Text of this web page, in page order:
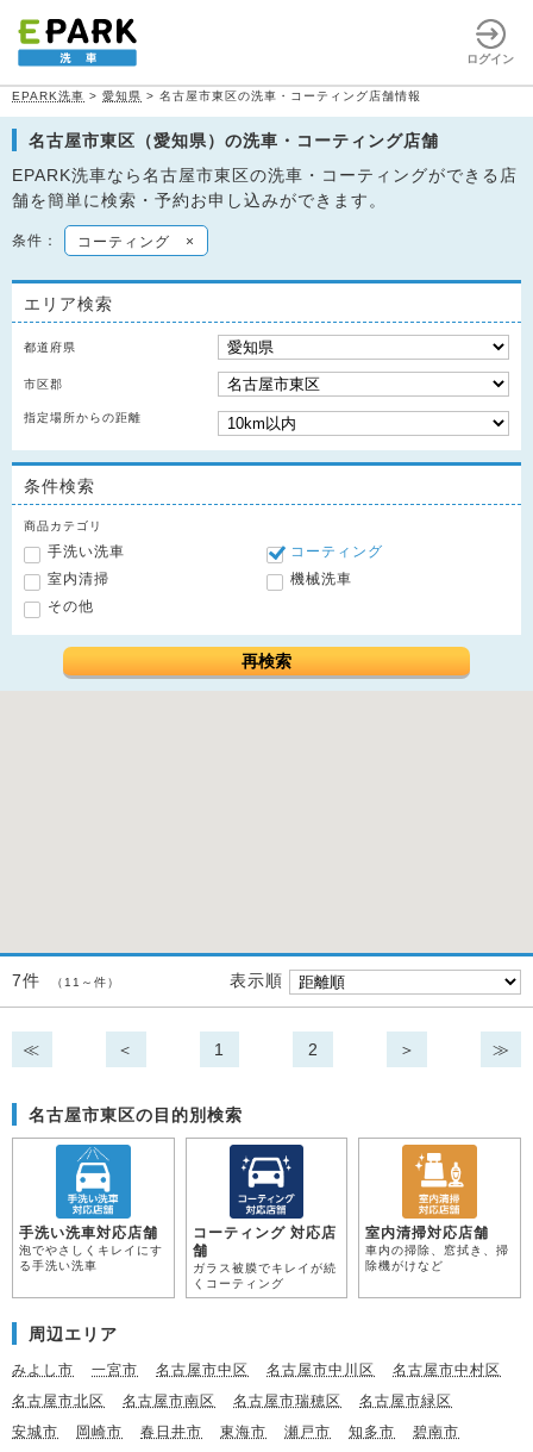
ログイン
EPARK洗車 > 愛知県 > 名古屋市東区の洗車・コーティング店舗情報
名古屋市東区（愛知県）の洗車・コーティング店舗
EPARK洗車なら名古屋市東区の洗車・コーティングができる店
舗を簡単に検索・予約お申し込みができます。
条件： コーティング ×
エリア検索
都道府県
市区郡
指定場所からの距離
条件検索
商品カテゴリ
手洗い洗車
コーティング
室内清掃
機械洗車
その他
再検索
7件 （11～件） 表示順
≪ ＜ 1 2 ＞ ≫
名古屋市東区の目的別検索
手洗い洗車対応店舗
泡でやさしくキレイにす
る手洗い洗車
コーティング 対応店
舗
ガラス被膜でキレイが続
くコーティング
室内清掃対応店舗
車内の掃除、窓拭き、掃
除機がけなど
周辺エリア
みよし市 一宮市 名古屋市中区 名古屋市中川区
名古屋市中村区
名古屋市北区
名古屋市南区 名古屋市瑞穂区
名古屋市緑区
安城市
岡崎市 春日井市 東海市 瀬戸市 知多市
碧南市